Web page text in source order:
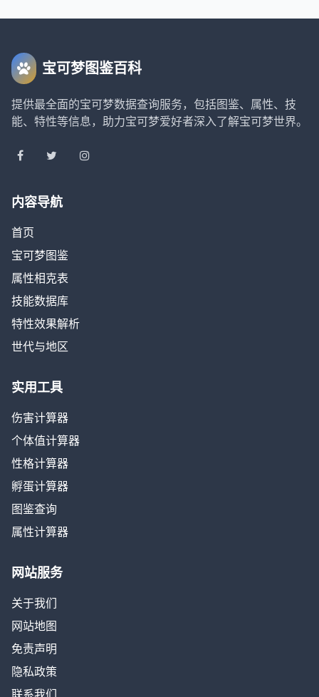
宝可梦图鉴百科
提供最全面的宝可梦数据查询服务，包括图鉴、属性、技
能、特性等信息，助力宝可梦爱好者深入了解宝可梦世界。
内容导航
首页
宝可梦图鉴
属性相克表
技能数据库
特性效果解析
世代与地区
实用工具
伤害计算器
个体值计算器
性格计算器
孵蛋计算器
图鉴查询
属性计算器
网站服务
关于我们
网站地图
免责声明
隐私政策
联系我们